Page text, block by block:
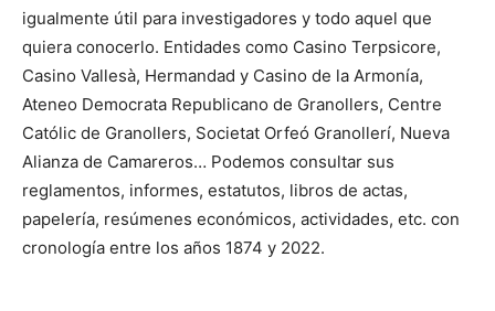
igualmente útil para investigadores y todo aquel que
quiera conocerlo. Entidades como Casino Terpsicore,
Casino Vallesà, Hermandad y Casino de la Armonía,
Ateneo Democrata Republicano de Granollers, Centre
Católic de Granollers, Societat Orfeó Granollerí, Nueva
Alianza de Camareros… Podemos consultar sus
reglamentos, informes, estatutos, libros de actas,
papelería, resúmenes económicos, actividades, etc. con
cronología entre los años 1874 y 2022.